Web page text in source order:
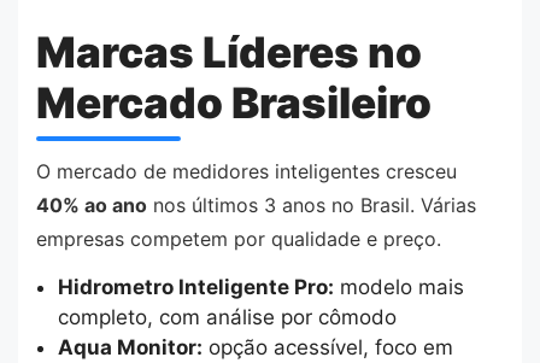
Marcas Líderes no
Mercado Brasileiro
O mercado de medidores inteligentes cresceu
40% ao ano nos últimos 3 anos no Brasil. Várias
empresas competem por qualidade e preço.
Hidrometro Inteligente Pro: modelo mais
completo, com análise por cômodo
Aqua Monitor: opção acessível, foco em